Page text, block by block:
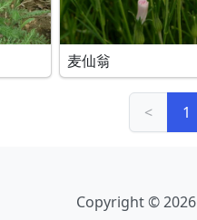
麦仙翁
< 1
Copyright © 2026